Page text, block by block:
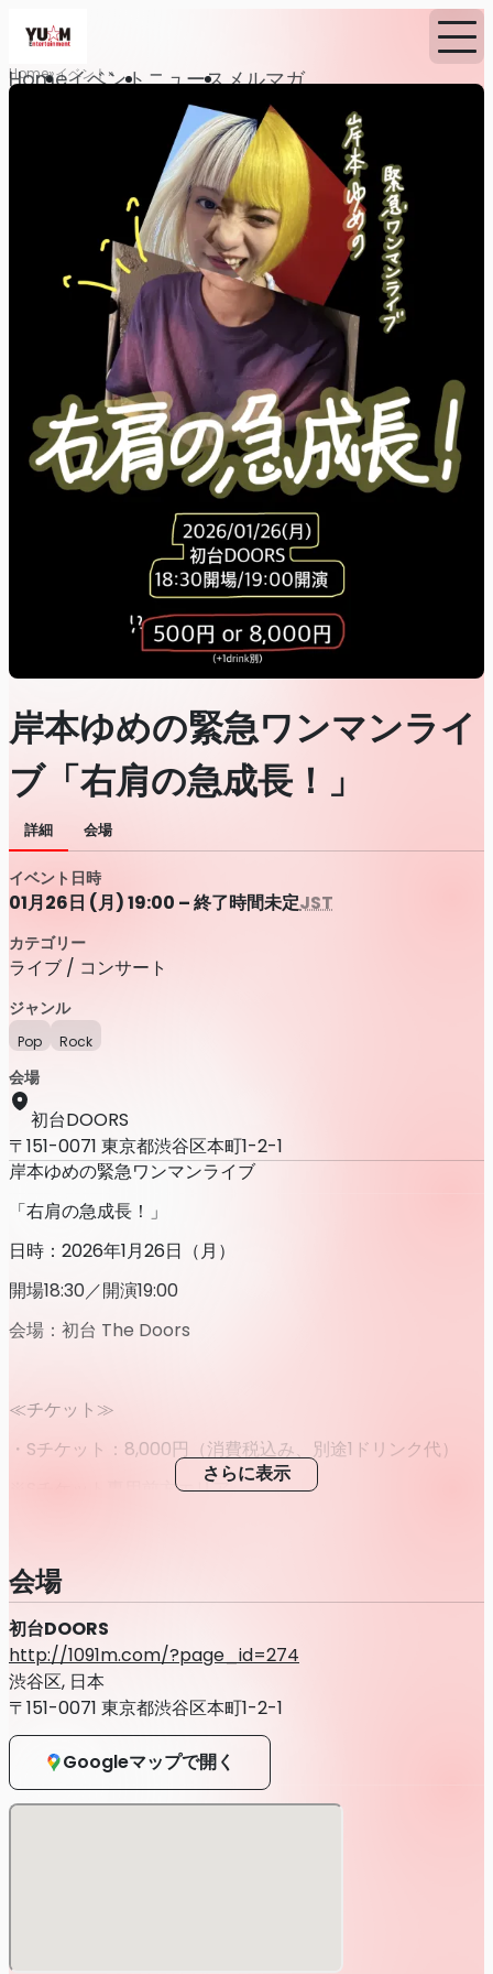
Homeイベントニュースメルマガ
Home イベント
岸本ゆめの緊急ワンマンライ
ブ「右肩の急成長！」
詳細 会場
イベント日時
01月26日 (月) 19:00 – 終了時間未定JST
カテゴリー
ライブ / コンサート
ジャンル
Pop Rock
会場
初台DOORS
〒151-0071 東京都渋谷区本町1-2-1
岸本ゆめの緊急ワンマンライブ
「右肩の急成長！」
日時：2026年1月26日（月）
開場18:30／開演19:00
会場：初台 The Doors
≪チケット≫
・Sチケット：8,000円（消費税込み、別途1ドリンク代）
※Sチケット専用前方エリア
※通常スタンディングチケット
・後方カメラ席チケット：8,000円（消費税込み、別途1ドリ
ンク代）
★オールスタンディング、整理番号付き、整理番号順入場
本公演を開催するにあたり、下記ご案内と注意事項を必ずよ
くご確認いただき、同意いただけた方のみチケットをご購入
さらに表示
会場
初台DOORS
http://1091m.com/?page_id=274
渋谷区, 日本
〒151-0071 東京都渋谷区本町1-2-1
Googleマップで開く